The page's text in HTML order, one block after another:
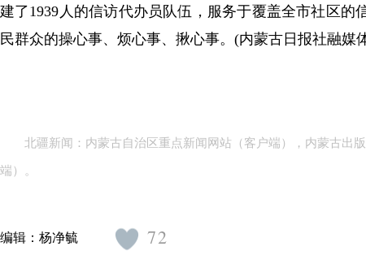
建了1939人的信访代办员队伍，服务于覆盖全市社区的
民群众的操心事、烦心事、揪心事。(内蒙古日报社融媒
北疆新闻：内蒙古自治区重点新闻网站（客户端），内蒙古出
端）。
编辑： 杨净毓 72